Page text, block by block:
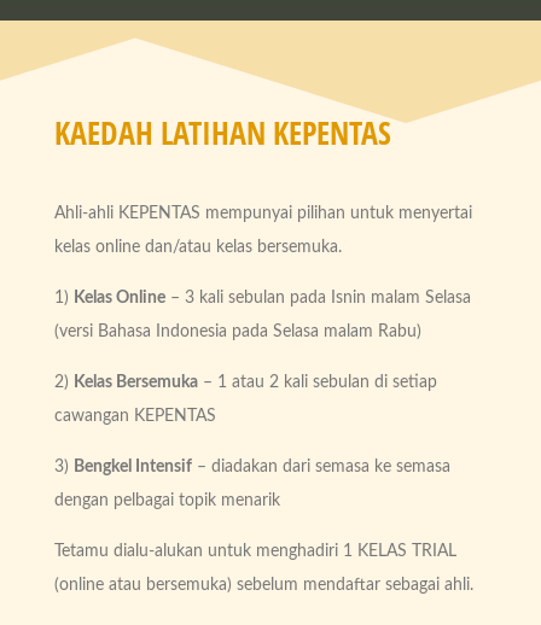
KAEDAH LATIHAN KEPENTAS
Ahli-ahli KEPENTAS mempunyai pilihan untuk menyertai
kelas online dan/atau kelas bersemuka.
1) Kelas Online– 3 kali sebulan pada Isnin malam Selasa
(versi Bahasa Indonesia pada Selasa malam Rabu)
2) Kelas Bersemuka– 1 atau 2 kali sebulan di setiap
cawangan KEPENTAS
3) Bengkel Intensif– diadakan dari semasa ke semasa
dengan pelbagai topik menarik
Tetamu dialu-alukan untuk menghadiri 1 KELAS TRIAL
(online atau bersemuka) sebelum mendaftar sebagai ahli.